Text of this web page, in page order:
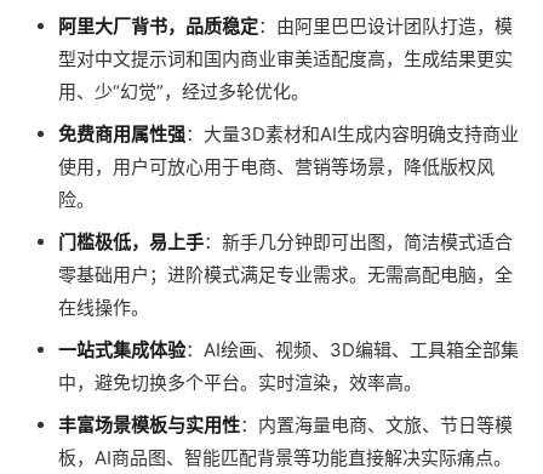
阿里大厂背书，品质稳定：由阿里巴巴设计团队打造，模
型对中文提示词和国内商业审美适配度高，生成结果更实
用、少“幻觉”，经过多轮优化。
免费商用属性强：大量3D素材和AI生成内容明确支持商业
使用，用户可放心用于电商、营销等场景，降低版权风
险。
门槛极低，易上手：新手几分钟即可出图，简洁模式适合
零基础用户；进阶模式满足专业需求。无需高配电脑，全
在线操作。
一站式集成体验：AI绘画、视频、3D编辑、工具箱全部集
中，避免切换多个平台。实时渲染，效率高。
丰富场景模板与实用性：内置海量电商、文旅、节日等模
板，AI商品图、智能匹配背景等功能直接解决实际痛点。